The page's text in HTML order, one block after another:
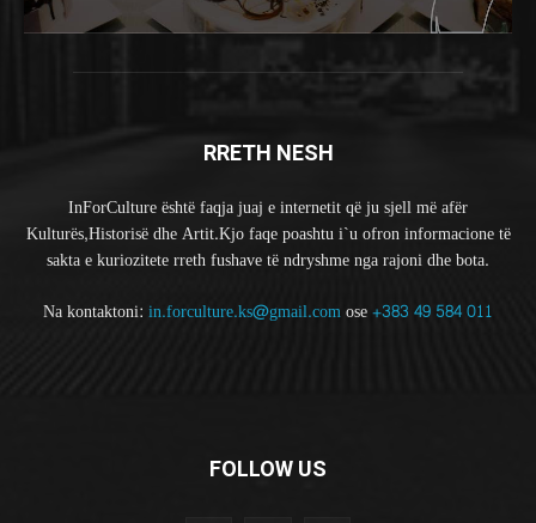
RRETH NESH
InForCulture është faqja juaj e internetit që ju sjell më afër
Kulturës,Historisë dhe Artit.Kjo faqe poashtu i`u ofron informacione të
sakta e kuriozitete rreth fushave të ndryshme nga rajoni dhe bota.
Na kontaktoni: in.forculture.ks@gmail.comose+383 49 584 011
FOLLOW US